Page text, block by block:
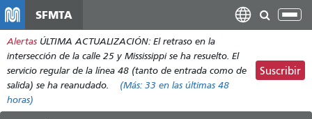
contenido
principal
SFMTA
Alertas ÚLTIMA ACTUALIZACIÓN: El retraso en la
intersección de la calle 25 y Mississippi se ha resuelto. El
servicio regular de la línea 48 (tanto de entrada como de
salida) se ha reanudado.
(Más: 33 en las últimas 48
horas)
Suscribir